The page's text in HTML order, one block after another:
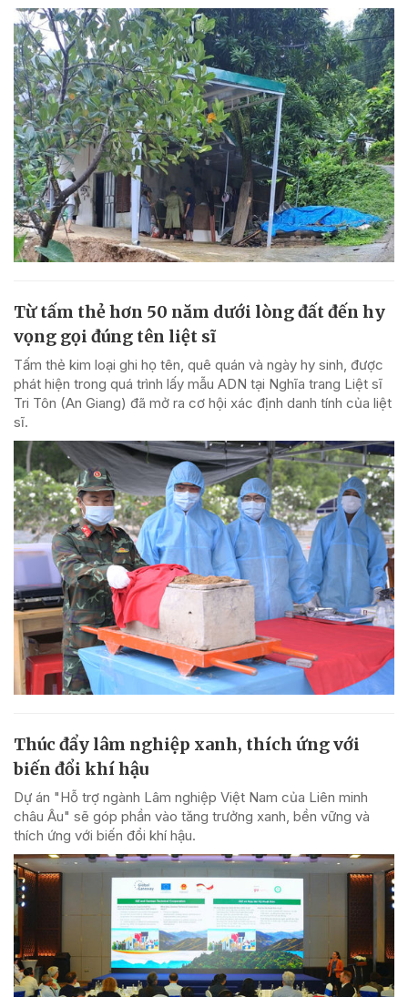
Từ tấm thẻ hơn 50 năm dưới lòng đất đến hy
vọng gọi đúng tên liệt sĩ
Tấm thẻ kim loại ghi họ tên, quê quán và ngày hy sinh, được
phát hiện trong quá trình lấy mẫu ADN tại Nghĩa trang Liệt sĩ
Tri Tôn (An Giang) đã mở ra cơ hội xác định danh tính của liệt
sĩ.
Thúc đẩy lâm nghiệp xanh, thích ứng với
biến đổi khí hậu
Dự án "Hỗ trợ ngành Lâm nghiệp Việt Nam của Liên minh
châu Âu" sẽ góp phần vào tăng trưởng xanh, bền vững và
thích ứng với biến đổi khí hậu.